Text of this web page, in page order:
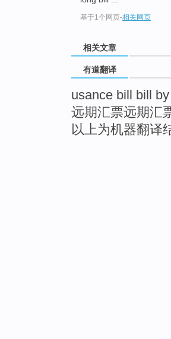
基于1个网页-相关网页
相关文章
有道翻译
usance bill bill
远期汇票远期汇
以上为机器翻译